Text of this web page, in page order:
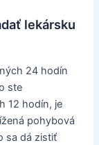
lekársku
24 hodín
ste
12 hodín, je
pohybová
sa dá zistiť